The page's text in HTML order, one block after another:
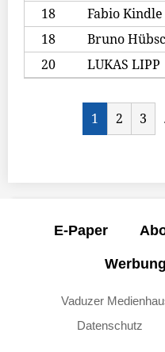
18
Fabio Kindle
18
Bruno
20
LUKAS LIPP
1 2 3
E-Paper
Werbung
Vaduzer
Datenschutz